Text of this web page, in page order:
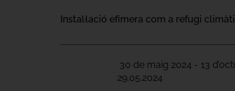
Instal·lació efímera com a refugi
30 de maig 2024 - 13
29.05.2024